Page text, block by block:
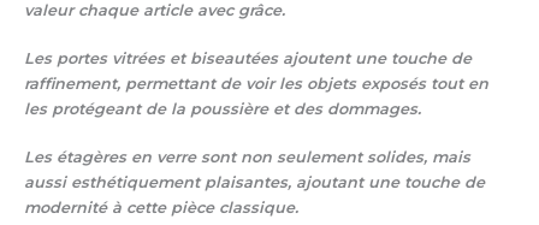
valeur chaque article avec grâce.
Les portes vitrées et biseautées ajoutent une touche de
raffinement, permettant de voir les objets exposés tout en
les protégeant de la poussière et des dommages.
Les étagères en verre sont non seulement solides, mais
aussi esthétiquement plaisantes, ajoutant une touche de
modernité à cette pièce classique.